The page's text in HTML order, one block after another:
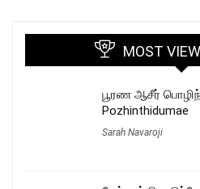
MOST
பூரண ஆசீர்
Pozhinthidumae
Sarah Navaroji